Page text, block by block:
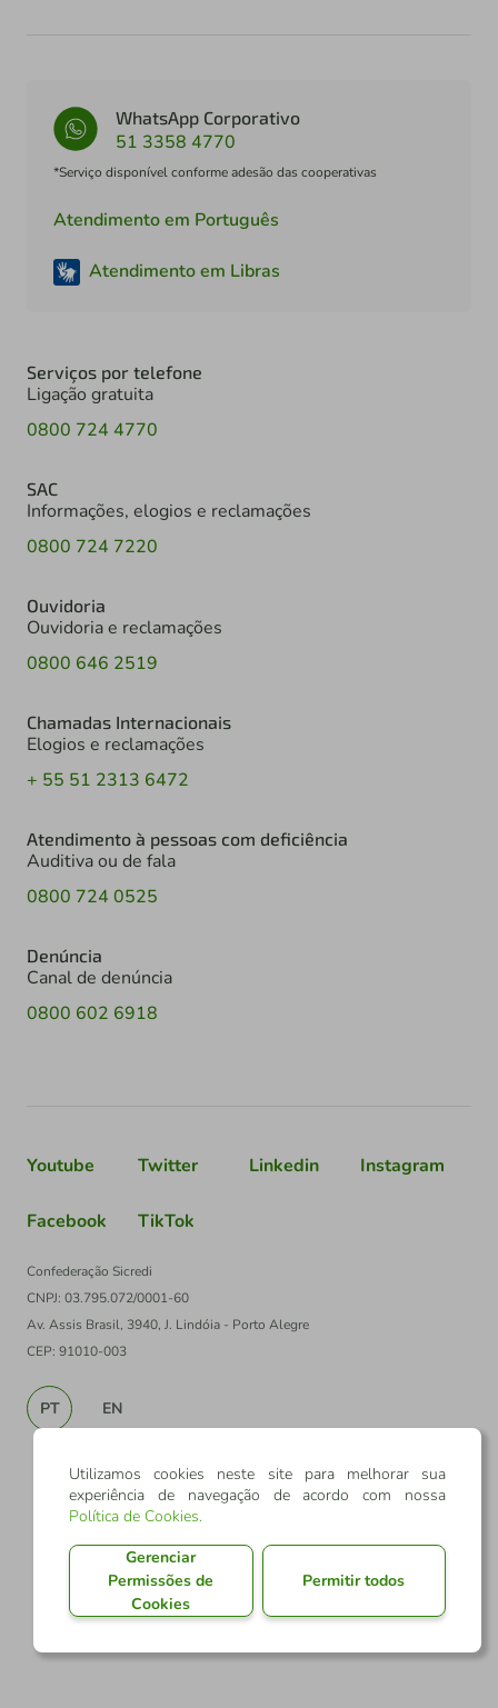
WhatsApp Corporativo
51 3358 4770
*Serviço disponível conforme adesão das cooperativas
Atendimento em Português
Atendimento em Libras
Serviços por telefone
Ligação gratuita
0800 724 4770
SAC
Informações, elogios e reclamações
0800 724 7220
Ouvidoria
Ouvidoria e reclamações
0800 646 2519
Chamadas Internacionais
Elogios e reclamações
+ 55 51 2313 6472
Atendimento à pessoas com deficiência
Auditiva ou de fala
0800 724 0525
Denúncia
Canal de denúncia
0800 602 6918
Youtube Twitter Linkedin Instagram
Facebook TikTok
Confederação Sicredi
CNPJ: 03.795.072/0001-60
Av. Assis Brasil, 3940, J. Lindóia - Porto Alegre
CEP: 91010-003
PT EN
Utilizamos cookies neste site para melhorar sua
experiência de navegação de acordo com nossa
Política de Cookies.
Gerenciar
Permissões de
Cookies
Permitir todos